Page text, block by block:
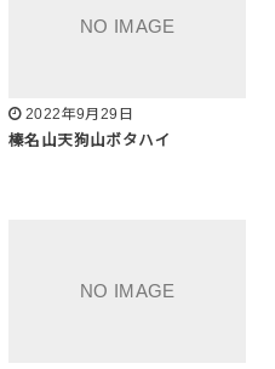
2022年9月29日
榛名山天狗山ボタハイ